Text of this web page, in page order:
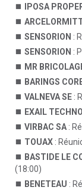
IPOSA
SENSORION :
SENSORION :
MR
BARINGS
VALNEVA SE :
EXAIL
VIRBAC SA :
TOUAX :
BASTIDE LE
(18:00)
BENETEAU :